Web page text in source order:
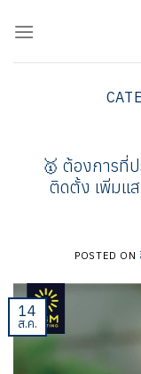
🥇 ต้องการที่
ติดตั้ง เพิ่มแ
POSTED ON
14
ส.ค.